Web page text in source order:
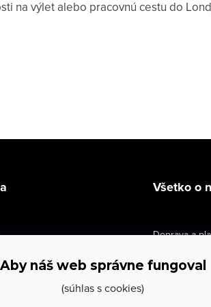
Aby náš web správne fungoval
(súhlas s cookies)
na výlet alebo pracovnú cestu do
Všetko o
Doprava a
Výmena a